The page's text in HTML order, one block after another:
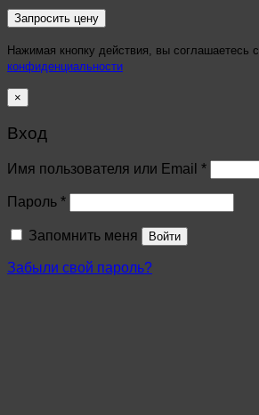
Нажимая кнопку действия, вы соглашаетесь с
конфиденциальности
×
Вход
Имя пользователя или Email *
Пароль *
Запомнить меня Войти
Забыли свой пароль?